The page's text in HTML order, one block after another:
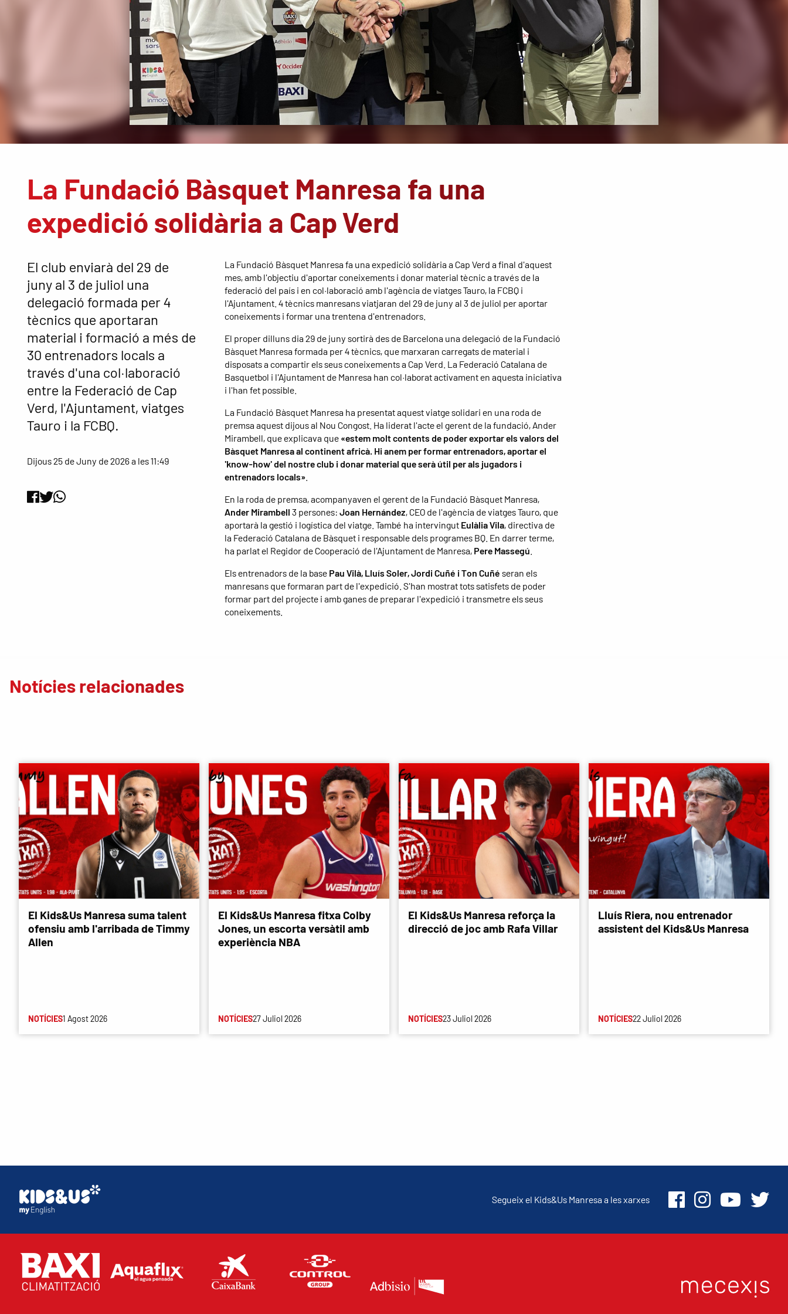
La Fundació Bàsquet Manresa fa una
expedició solidària a Cap Verd
El club enviarà del 29 de
juny al 3 de juliol una
delegació formada per 4
tècnics que aportaran
material i formació a més de
30 entrenadors locals a
través d'una col·laboració
entre la Federació de Cap
Verd, l'Ajuntament, viatges
Tauro i la FCBQ.
Dijous 25 de Juny de 2026 a les 11:49
La Fundació Bàsquet Manresa fa una expedició solidària a Cap Verd a final d'aquest
mes, amb l'objectiu d'aportar coneixements i donar material tècnic a través de la
federació del país i en col·laboració amb l'agència de viatges Tauro, la FCBQ i
l'Ajuntament. 4 tècnics manresans viatjaran del 29 de juny al 3 de juliol per aportar
coneixements i formar una trentena d'entrenadors.
El proper dilluns dia 29 de juny sortirà des de Barcelona una delegació de la Fundació
Bàsquet Manresa formada per 4 tècnics, que marxaran carregats de material i
disposats a compartir els seus coneixements a Cap Verd. La Federació Catalana de
Basquetbol i l'Ajuntament de Manresa han col·laborat activament en aquesta iniciativa
i l'han fet possible.
La Fundació Bàsquet Manresa ha presentat aquest viatge solidari en una roda de
premsa aquest dijous al Nou Congost. Ha liderat l'acte el gerent de la fundació, Ander
Mirambell, que explicava que «estem molt contents de poder exportar els valors del
Bàsquet Manresa al continent africà. Hi anem per formar entrenadors, aportar el
'know-how' del nostre club i donar material que serà útil per als jugadors i
entrenadors locals».
En la roda de premsa, acompanyaven el gerent de la Fundació Bàsquet Manresa,
Ander Mirambell 3 persones: Joan Hernández, CEO de l'agència de viatges Tauro, que
aportarà la gestió i logística del viatge. També ha intervingut Eulàlia Vila, directiva de
la Federació Catalana de Bàsquet i responsable dels programes BQ. En darrer terme,
ha parlat el Regidor de Cooperació de l'Ajuntament de Manresa, Pere Massegú
Els entrenadors de la base Pau Vilà, Lluís Soler, Jordi Cuñé i Ton Cuñé seran els
manresans que formaran part de l'expedició. S'han mostrat tots satisfets de poder
formar part del projecte i amb ganes de preparar l'expedició i transmetre els seus
coneixements.
Notícies relacionades
El Kids&Us Manresa suma talent
ofensiu amb l'arribada de Timmy
Allen
NOTÍCIES1 Agost 2026
El Kids&Us Manresa fitxa Colby
Jones, un escorta versàtil amb
experiència NBA
NOTÍCIES27 Juliol 2026
El Kids&Us Manresa reforça la
direcció de joc amb Rafa Villar
NOTÍCIES23 Juliol 2026
Lluís Riera, nou entrenador
assistent del Kids&Us Manresa
NOTÍCIES22 Juliol 2026
Segueix el Kids&Us Manresa a les xarxes